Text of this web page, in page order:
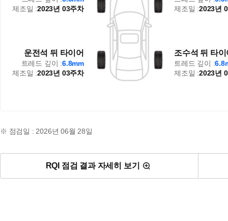
제조일 :2023년 03주차
운전석 뒤 타이어
트레드 깊이 :6.8mm
제조일 :2023년 03주차
조수석 뒤 타이
트레드 깊이 :
제조일 :2023년
제조일 :2023년
※ 점검일 : 2026년 06월 28일
RQI 점검 결과 자세히 보기